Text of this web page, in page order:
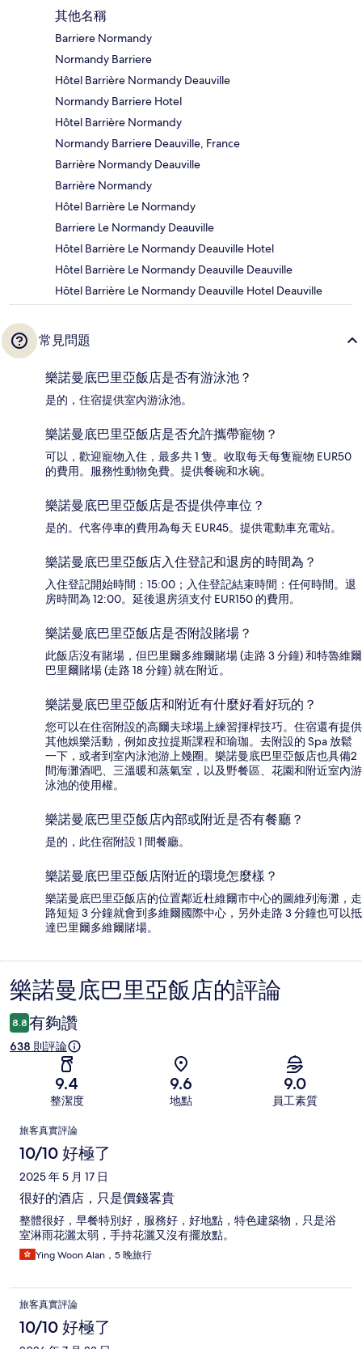
其他名稱
Barriere Normandy
Normandy Barriere
Hôtel Barrière Normandy Deauville
Normandy Barriere Hotel
Hôtel Barrière Normandy
Normandy Barriere Deauville, France
Barrière Normandy Deauville
Barrière Normandy
Hôtel Barrière Le Normandy
Barriere Le Normandy Deauville
Hôtel Barrière Le Normandy Deauville Hotel
Hôtel Barrière Le Normandy Deauville Deauville
Hôtel Barrière Le Normandy Deauville Hotel Deauville
常見問題
樂諾曼底巴里亞飯店是否有游泳池？
是的，住宿提供室內游泳池。
樂諾曼底巴里亞飯店是否允許攜帶寵物？
可以，歡迎寵物入住，最多共 1 隻。收取每天每隻寵物 EUR50
的費用。服務性動物免費。提供餐碗和水碗。
樂諾曼底巴里亞飯店是否提供停車位？
是的。代客停車的費用為每天 EUR45。提供電動車充電站。
樂諾曼底巴里亞飯店入住登記和退房的時間為？
入住登記開始時間：15:00；入住登記結束時間：任何時間。退
房時間為 12:00。延後退房須支付 EUR150 的費用。
樂諾曼底巴里亞飯店是否附設賭場？
此飯店沒有賭場，但巴里爾多維爾賭場 (走路 3 分鐘) 和特魯維爾
巴里爾賭場 (走路 18 分鐘) 就在附近。
樂諾曼底巴里亞飯店和附近有什麼好看好玩的？
您可以在住宿附設的高爾夫球場上練習揮桿技巧。住宿還有提供
其他娛樂活動，例如皮拉提斯課程和瑜珈。去附設的 Spa 放鬆
一下，或者到室內泳池游上幾圈。樂諾曼底巴里亞飯店也具備2
間海灘酒吧、三溫暖和蒸氣室，以及野餐區、花園和附近室內游
泳池的使用權。
樂諾曼底巴里亞飯店內部或附近是否有餐廳？
是的，此住宿附設 1 間餐廳。
樂諾曼底巴里亞飯店附近的環境怎麼樣？
樂諾曼底巴里亞飯店的位置鄰近杜維爾市中心的圖維列海灘，走
路短短 3 分鐘就會到多維爾國際中心，另外走路 3 分鐘也可以抵
達巴里爾多維爾賭場。
評
論
樂諾曼底巴里亞飯店的評論
8.8 有夠讚
638 則評論
9.4
整潔度
9.6
地點
9.0
員工素質
評
論
旅客真實評論
10/10 好極了
2025 年 5 月 17 日
很好的酒店，只是價錢畧貴
整體很好，早餐特別好，服務好，好地點，特色建築物，只是浴
室淋雨花灑太弱，手持花灑又沒有擺放點。
Ying Woon Alan，5 晚旅行
旅客真實評論
10/10 好極了